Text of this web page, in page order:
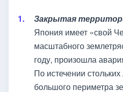
Закрытая
Япония имеет «свой
масштабного
году, произошла
По истечении
большого периметра